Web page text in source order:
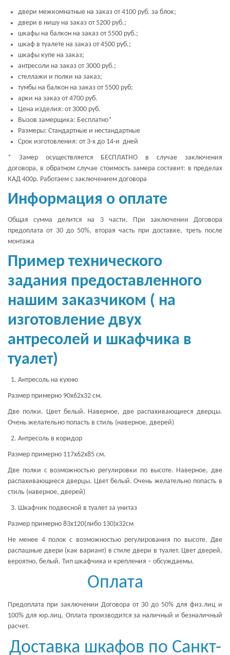
двери межкомнатные на заказ от 4100 руб. за блок;
двери в нишу на заказ от 5200 руб.;
шкафы на балкон на заказ от 5500 руб.;
шкаф в туалете на заказ от 4500 руб.;
шкафы купе на заказ;
антресоли на заказ от 3000 руб.;
стеллажи и полки на заказ;
тумбы на балкон на заказ от 5500 руб;
арки на заказ от 4700 руб.
Цена изделия: от 3000 руб.
Вызов замерщика: Бесплатно*
Размеры: Стандартные и нестандартные
Срок изготовления: от 3-х до 14-и дней
* Замер осуществляется БЕСПЛАТНО в случае заключения
договора, в обратном случае стоимость замера составит: в пределах
КАД 400р. Работаем с заключением договора
Информация о оплате
Общая сумма делится на 3 части. При заключении Договора
предоплата от 30 до 50%, вторая часть при доставке, треть после
монтажа
Пример технического
задания предоставленного
нашим заказчиком ( на
изготовление двух
антресолей и шкафчика в
туалет)
Антресоль на кухню
Размер примерно 90х62х32 см.
Две полки. Цвет белый. Наверное, две распахивающиеся дверцы.
Очень желательно попасть в стиль (наверное, дверей)
Антресоль в коридор
Размер примерно 117х62х85 см.
Две полки с возможностью регулировки по высоте. Наверное, две
распахивающиеся дверцы. Цвет белый. Очень желательно попасть в
стиль (наверное, дверей)
Шкафчик подвесной в туалет за унитаз
Размер примерно 83х120(либо 130)х32см
Не менее 4 полок с возможностью регулирования по высоте. Две
распашные двери (как вариант) в стиле двери в туалет. Цвет дверей,
вероятно, белый. Тип шкафчика и крепления – обсуждаемы.
Оплата
Предоплата при заключении Договора от 30 до 50% для физ.лиц и
100% для юр.лиц. Оплата производится за наличный и безналичный
расчет.
Доставка шкафов по Санкт-